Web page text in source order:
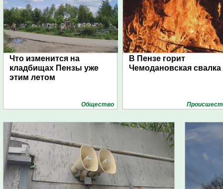
Что изменится на
кладбищах Пензы уже
этим летом
Общество
В Пензе горит
Чемодановская свалка